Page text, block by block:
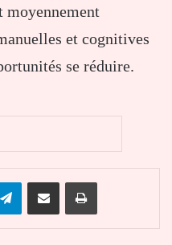
et cognitives
se réduire.
TelegramPartager par email Imprimer